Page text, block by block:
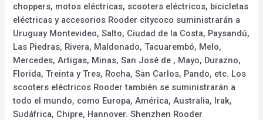
choppers, motos eléctricas, scooters eléctricos, bicicletas
eléctricas y accesorios Rooder citycoco suministrarán a
Uruguay Montevideo, Salto, Ciudad de la Costa, Paysandú,
Las Piedras, Rivera, Maldonado, Tacuarembó, Melo,
Mercedes, Artigas, Minas, San José de , Mayo, Durazno,
Florida, Treinta y Tres, Rocha, San Carlos, Pando, etc. Los
scooters eléctricos Rooder también se suministrarán a
todo el mundo, como Europa, América, Australia, Irak,
Sudáfrica, Chipre, Hannover. Shenzhen Rooder